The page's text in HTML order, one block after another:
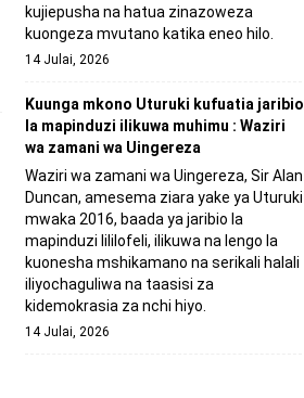
kujiepusha na hatua zinazoweza
kuongeza mvutano katika eneo hilo.
14 Julai, 2026
Kuunga mkono Uturuki kufuatia jaribio
la mapinduzi ilikuwa muhimu : Waziri
wa zamani wa Uingereza
Waziri wa zamani wa Uingereza, Sir Alan
Duncan, amesema ziara yake ya Uturuki
mwaka 2016, baada ya jaribio la
mapinduzi lililofeli, ilikuwa na lengo la
kuonesha mshikamano na serikali halali
iliyochaguliwa na taasisi za
kidemokrasia za nchi hiyo.
14 Julai, 2026